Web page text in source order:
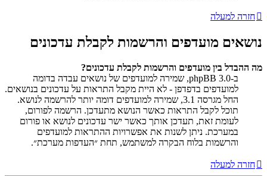
חזרה למעלה
נושאים מועדפים והרשמות לקבלת עדכונים
מה ההבדל בין מועדפים והרשמות לקבלת עדכונים?
ב-phpBB 3.0, שמירה למועדפים של נושאים עבדה בדומה
למועדפים בדפדפן - לא היית מקבל התראות על עדכונים בנושאים.
החל מגרסה 3.1, שמירה למועדפים דומה יותר להרשמה לנושא.
תוכל לקבל התראות כאשר הנושא מתעדכן. הרשמה לפורום,
לעומת זאת, תעדכן אותך כאשר ישר עדכונים לנושא או פורום
במערכת. ניתן לשנות את אפשרויות ההתראות למועדפים
והרשמות בלוח הבקרה למשתמש, תחת ״העדפות מערכת״.
חזרה למעלה